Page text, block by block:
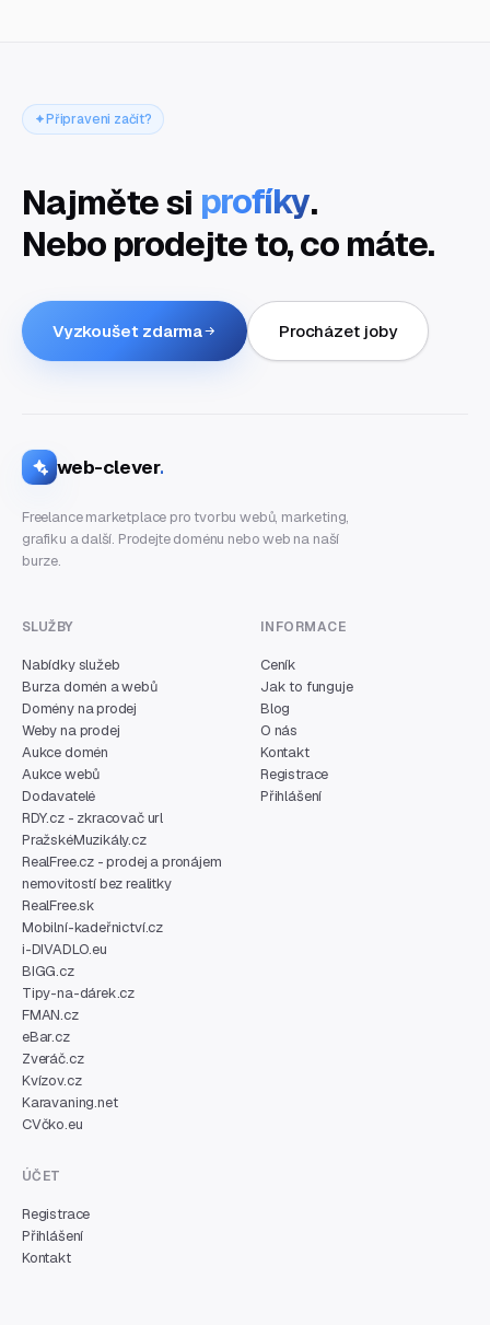
Připraveni začít?
Najměte si profíky.
Nebo prodejte to, co máte.
Vyzkoušet zdarma Procházet joby
web-clever.
Freelance marketplace pro tvorbu webů, marketing,
grafiku a další. Prodejte doménu nebo web na naší
burze.
SLUŽBY
Nabídky služeb
Burza domén a webů
Domény na prodej
Weby na prodej
Aukce domén
Aukce webů
Dodavatelé
RDY.cz - zkracovač url
PražskéMuzikály.cz
RealFree.cz - prodej a pronájem
nemovitostí bez realitky
RealFree.sk
Mobilní-kadeřnictví.cz
i-DIVADLO.eu
BIGG.cz
Tipy-na-dárek.cz
FMAN.cz
eBar.cz
Zveráč.cz
Kvízov.cz
Karavaning.net
CVčko.eu
INFORMACE
Ceník
Jak to funguje
Blog
O nás
Kontakt
Registrace
Přihlášení
ÚČET
Registrace
Přihlášení
Kontakt